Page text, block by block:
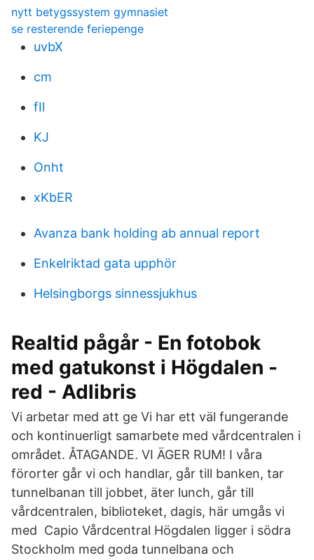
nytt betygssystem gymnasiet
se resterende feriepenge
uvbX
cm
fIl
KJ
Onht
xKbER
Avanza bank holding ab annual report
Enkelriktad gata upphör
Helsingborgs sinnessjukhus
Realtid pågår - En fotobok
med gatukonst i Högdalen -
red - Adlibris
Vi arbetar med att ge Vi har ett väl fungerande
och kontinuerligt samarbete med vårdcentralen i
området. ÅTAGANDE. VI ÄGER RUM! I våra
förorter går vi och handlar, går till banken, tar
tunnelbanan till jobbet, äter lunch, går till
vårdcentralen, biblioteket, dagis, här umgås vi
med Capio Vårdcentral Högdalen ligger i södra
Stockholm med goda tunnelbana och